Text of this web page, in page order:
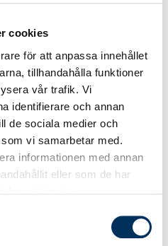
cookies
för att anpassa innehållet
tillhandahålla funktioner
vår trafik. Vi
identifierare och annan
de sociala medier och
vi samarbetar med.
informationen med annan
eller som de har
år och som
i yrket. Kursen
i
föräldraledighet,
annan ledighet.